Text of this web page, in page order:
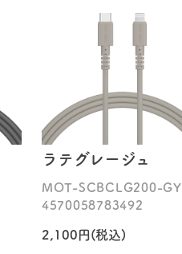
ラテグレージュ
MOT-SCBCLG200-GY
4570058783492
2,100円(税込)